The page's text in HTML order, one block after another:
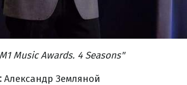
Music Awards. 4 Seasons"
Александр Земляной